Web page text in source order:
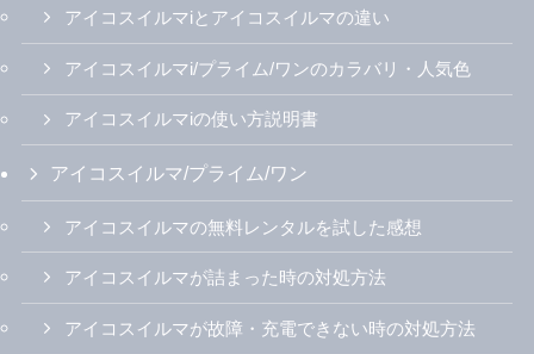
アイコスイルマiとアイコスイルマの違い
アイコスイルマi/プライム/ワンのカラバリ・人気色
アイコスイルマiの使い方説明書
アイコスイルマ/プライム/ワン
アイコスイルマの無料レンタルを試した感想
アイコスイルマが詰まった時の対処方法
アイコスイルマが故障・充電できない時の対処方法